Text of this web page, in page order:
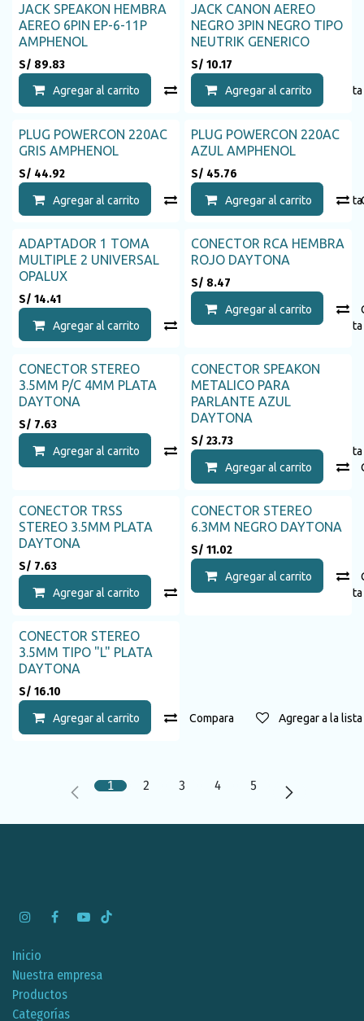
JACK SPEAKON HEMBRA
AEREO 6PIN EP-6-11P
AMPHENOL
S/ 89.83
Agregar al carrito Compara Agregar a la
JACK CANON AEREO
NEGRO 3PIN NEGRO TIPO
NEUTRIK GENERICO
S/ 10.17
Agregar al carrito
PLUG POWERCON 220AC
GRIS AMPHENOL
S/ 44.92
Agregar al carrito Compara Agregar a la
PLUG POWERCON 220AC
AZUL AMPHENOL
S/ 45.76
Agregar al carrito
ADAPTADOR 1 TOMA
MULTIPLE 2 UNIVERSAL
OPALUX
S/ 14.41
Agregar al carrito Compara Agregar a la
CONECTOR RCA HEMBRA
ROJO DAYTONA
S/ 8.47
Agregar al carrito
CONECTOR STEREO
3.5MM P/C 4MM PLATA
DAYTONA
S/ 7.63
Agregar al carrito Compara Agregar a la
CONECTOR SPEAKON
METALICO PARA
PARLANTE AZUL
DAYTONA
S/ 23.73
Agregar al carrito
CONECTOR TRSS
STEREO 3.5MM PLATA
DAYTONA
S/ 7.63
Agregar al carrito Compara Agregar a la
CONECTOR STEREO
6.3MM NEGRO DAYTONA
S/ 11.02
Agregar al carrito
CONECTOR STEREO
3.5MM TIPO "L" PLATA
DAYTONA
S/ 16.10
Agregar al carrito Compara Agregar a la
1 2 3 4 5
Inicio
Nuestra empresa
Productos
Categorías